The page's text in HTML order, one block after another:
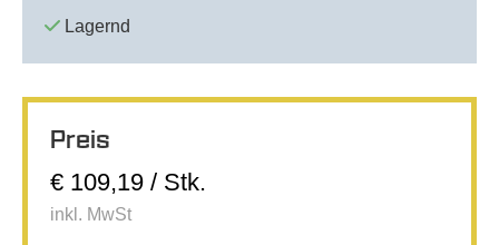
Lagernd
Preis
€ 109,19 / Stk.
inkl. MwSt